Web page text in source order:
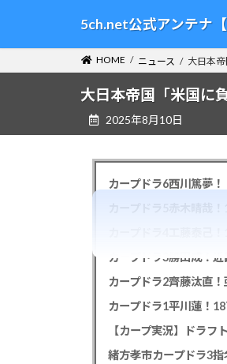
テ
ゲ
5ch.net公式アンテナ
HOME ニュース 大日本
大日本帝国「米国に
2025年8月10日
カープドラ6西川篤夢
カープドラ4工藤泰己
カープドラ3勝田成！
カープドラ2齊藤汰直
【カープ実況】ドラ
緒方孝市カープドラ3